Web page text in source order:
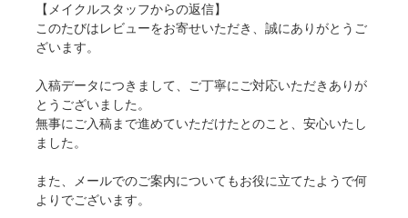
【メイクルスタッフからの返信】
このたびはレビューをお寄せいただき、誠にありがとうご
ざいます。
入稿データにつきまして、ご丁寧にご対応いただきありが
とうございました。
無事にご入稿まで進めていただけたとのこと、安心いたし
ました。
また、メールでのご案内についてもお役に立てたようで何
よりでございます。